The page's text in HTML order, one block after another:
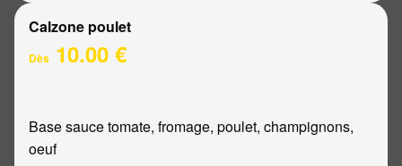
Calzone poulet
Dès 10.00 €
Base sauce tomate, fromage, poulet, champignons,
oeuf